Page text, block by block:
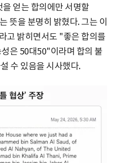
얻는 합의에만 서명할
뜻을 분명히 밝혔다. 그는 이
고 밝히면서도 "좋은 합의를
은 50대50"이라며 합의 불
수 있음을 시사했다.